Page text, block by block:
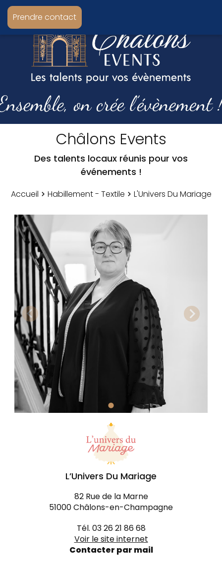
Prendre contact
Châlons Events
Des talents locaux réunis pour vos
événements !
Accueil Habillement - Textile L'Univers Du Mariage
L’Univers Du Mariage
82 Rue de la Marne
51000 Châlons-en-Champagne
Tél. 03 26 21 86 68
Voir le site internet
Contacter par mail